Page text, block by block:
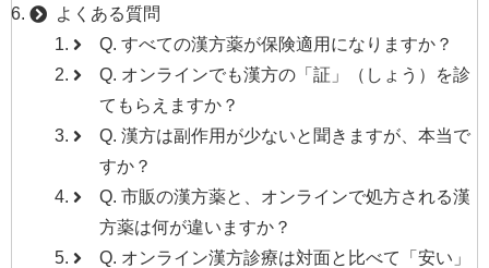
よくある質問
Q. すべての漢方薬が保険適用になりますか？
Q. オンラインでも漢方の「証」（しょう）を診
てもらえますか？
Q. 漢方は副作用が少ないと聞きますが、本当で
すか？
Q. 市販の漢方薬と、オンラインで処方される漢
方薬は何が違いますか？
Q. オンライン漢方診療は対面と比べて「安い」